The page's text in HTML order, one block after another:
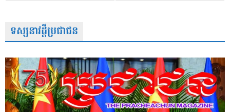
ទស្សនាវដ្តីប្រជាជន